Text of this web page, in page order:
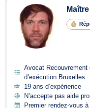
Avocat Recouvrement
d’exécution Bruxelles
19 ans d’expérience
N’accepte pas aide
Premier rendez-vous